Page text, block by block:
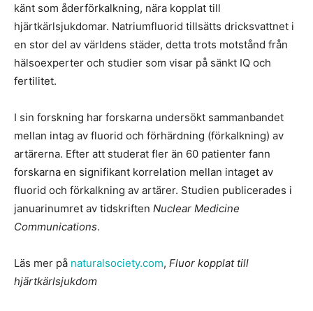
känt som åderförkalkning, nära kopplat till
hjärtkärlsjukdomar. Natriumfluorid tillsätts dricksvattnet i
en stor del av världens städer, detta trots motstånd från
hälsoexperter och studier som visar på sänkt IQ och
fertilitet.
I sin forskning har forskarna undersökt sammanbandet
mellan intag av fluorid och förhärdning (förkalkning) av
artärerna. Efter att studerat fler än 60 patienter fann
forskarna en signifikant korrelation mellan intaget av
fluorid och förkalkning av artärer. Studien publicerades i
januarinumret av tidskriften Nuclear Medicine
Communications.
Läs mer på naturalsociety.com, Fluor kopplat till
hjärtkärlsjukdom